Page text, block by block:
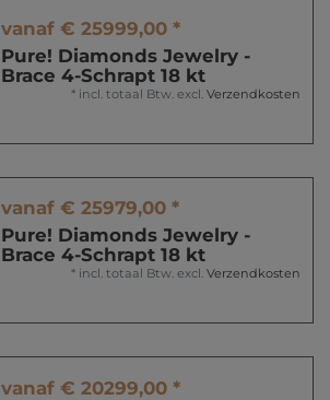
vanaf € 25999,00 *
Pure! Diamonds Jewelry -
Brace 4-Schrapt 18 kt
* incl. totaal Btw. excl. Verzendkosten
vanaf € 25979,00 *
Pure! Diamonds Jewelry -
Brace 4-Schrapt 18 kt
* incl. totaal Btw. excl. Verzendkosten
vanaf € 20299,00 *